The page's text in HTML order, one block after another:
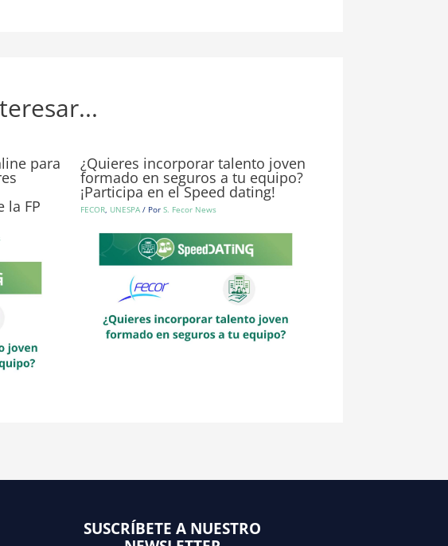
para
la FP
¿Quieres incorporar talento joven
formado en seguros a tu equipo?
¡Participa en el Speed dating!
FECOR UNESPA / Por S. Fecor News
SUSCRÍBETE A NUESTRO